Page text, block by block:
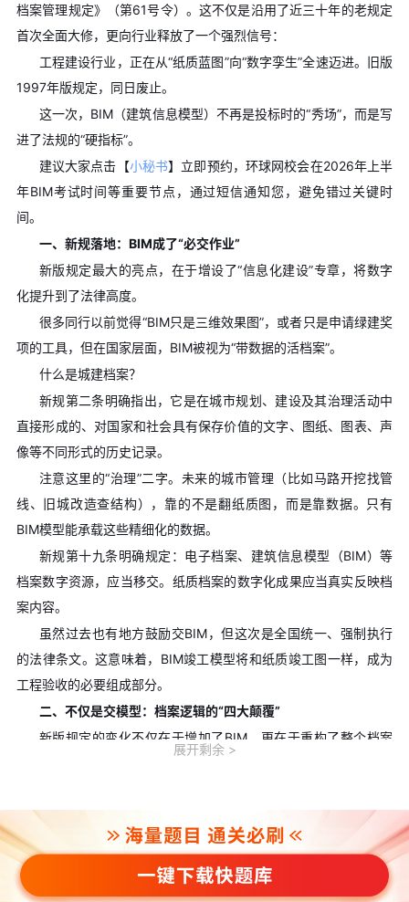
档案管理规定》（第61号令）。这不仅是沿用了近三十年的老规定
首次全面大修，更向行业释放了一个强烈信号：
工程建设行业，正在从“纸质蓝图”向“数字孪生”全速迈进。旧版
1997年版规定，同日废止。
这一次，BIM（建筑信息模型）不再是投标时的“秀场”，而是写
进了法规的“硬指标”。
建议大家点击【小秘书】立即预约，环球网校会在2026年上半
年BIM考试时间等重要节点，通过短信通知您，避免错过关键时
间。
一、新规落地：BIM成了“必交作业”
新版规定最大的亮点，在于增设了“信息化建设”专章，将数字
化提升到了法律高度。
很多同行以前觉得“BIM只是三维效果图”，或者只是申请绿建奖
项的工具，但在国家层面，BIM被视为“带数据的活档案”。
什么是城建档案？
新规第二条明确指出，它是在城市规划、建设及其治理活动中
直接形成的、对国家和社会具有保存价值的文字、图纸、图表、声
像等不同形式的历史记录。
注意这里的“治理”二字。未来的城市管理（比如马路开挖找管
线、旧城改造查结构），靠的不是翻纸质图，而是靠数据。只有
BIM模型能承载这些精细化的数据。
新规第十九条明确规定：电子档案、建筑信息模型（BIM）等
档案数字资源，应当移交。纸质档案的数字化成果应当真实反映档
案内容。
虽然过去也有地方鼓励交BIM，但这次是全国统一、强制执行
的法律条文。这意味着，BIM竣工模型将和纸质竣工图一样，成为
工程验收的必要组成部分。
二、不仅是交模型：档案逻辑的“四大颠覆”
新版规定的变化不仅在于增加了BIM，更在于重构了整个档案
以前很多项目是“先干后补”，工程都交付了，资料员还在办公
室里熬夜“造”签字。
新规第十二条明确要求：“工程建设单位应当将档案相关费用列
入建设工程造价，及时收集、整理建设工程各环节文件材料，确保
展开剩余